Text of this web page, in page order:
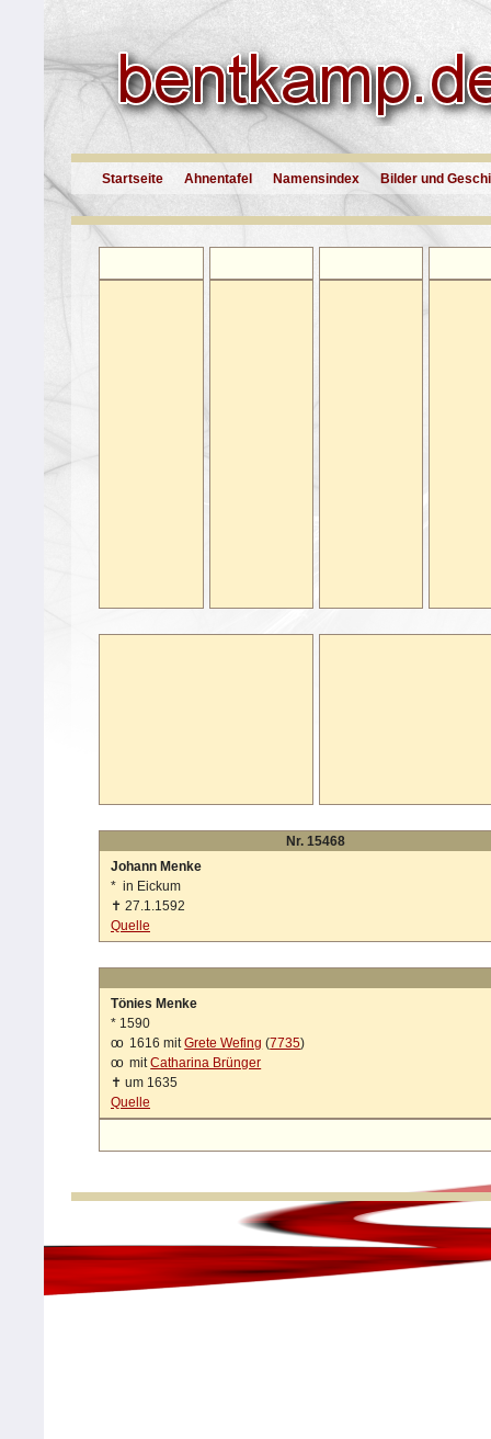
Startseite Ahnentafel Namensindex Bilder und
Nr. 15468
Johann Menke
* in Eickum
✝ 27.1.1592
Quelle
Tönies Menke
* 1590
oo
1616 mitGrete Wefing (7735)
oo mitCatharina Brünger
✝ um 1635
Quelle